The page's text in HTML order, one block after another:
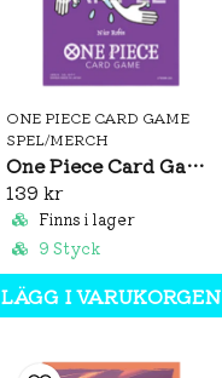
ONE PIECE CARD GAME
SPEL/MERCH
One Piece Card Game Official Sleeves: Premium Matte Nico Robin
139 kr
Finns i lager
9 Styck
LÄGG I VARUKORGEN